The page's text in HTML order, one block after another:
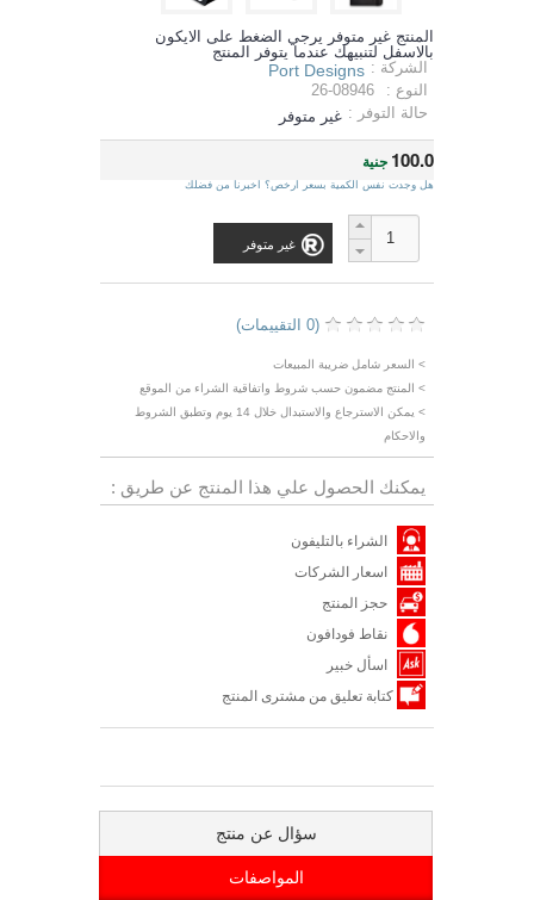
المنتج غير متوفر يرجي الضغط على الايكون
بالاسفل لتنبيهك عندما يتوفر المنتج
الشركة : Port Designs
النوع :
26-08946
حالة التوفر : غير متوفر
100.0 جنية
هل وجدت نفس الكمية بسعر ارخص؟ اخبرنا من فضلك
غير متوفر
(0 التقييمات)
> السعر شامل ضريبة المبيعات
> المنتج مضمون حسب شروط واتفاقية الشراء من الموقع
> يمكن الاسترجاع والاستبدال خلال 14 يوم وتطبق الشروط
والاحكام
يمكنك الحصول علي هذا المنتج عن طريق :
الشراء بالتليفون
اسعار الشركات
حجز المنتج
نقاط فودافون
اسأل خبير
كتابة تعليق من مشترى المنتج
سؤال عن منتج
المواصفات